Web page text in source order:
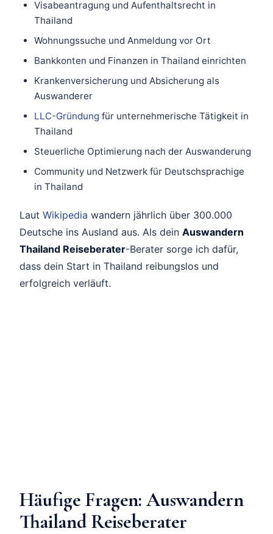
Visabeantragung und Aufenthaltsrecht in
Thailand
Wohnungssuche und Anmeldung vor Ort
Bankkonten und Finanzen in Thailand einrichten
Krankenversicherung und Absicherung als
Auswanderer
LLC-Gründung für unternehmerische Tätigkeit in
Thailand
Steuerliche Optimierung nach der Auswanderung
Community und Netzwerk für Deutschsprachige
in Thailand
Laut Wikipedia wandern jährlich über 300.000
Deutsche ins Ausland aus. Als dein Auswandern
Thailand Reiseberater-Berater sorge ich dafür,
dass dein Start in Thailand reibungslos und
erfolgreich verläuft.
Häufige Fragen: Auswandern
Thailand Reiseberater